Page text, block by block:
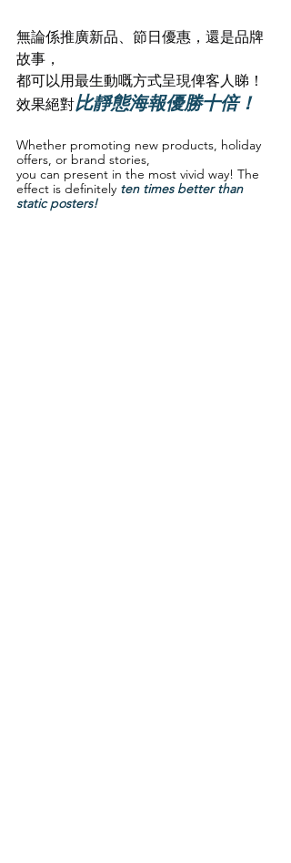
無論係推廣新品、節日優惠，還是品牌
故事，
都可以用最生動嘅方式呈現俾客人睇！
效果絕對比靜態海報優勝十倍！
Whether promoting new products, holiday
offers, or brand stories,
you can present in the most vivid way! The
effect is definitely ten times better than
static posters!